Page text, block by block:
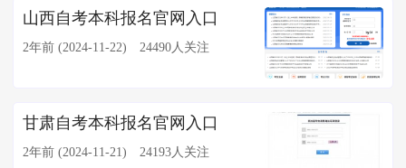
山西自考本科报名官网入口
2年前 (2024-11-22) 24490人关注
甘肃自考本科报名官网入口
2年前 (2024-11-21) 24193人关注